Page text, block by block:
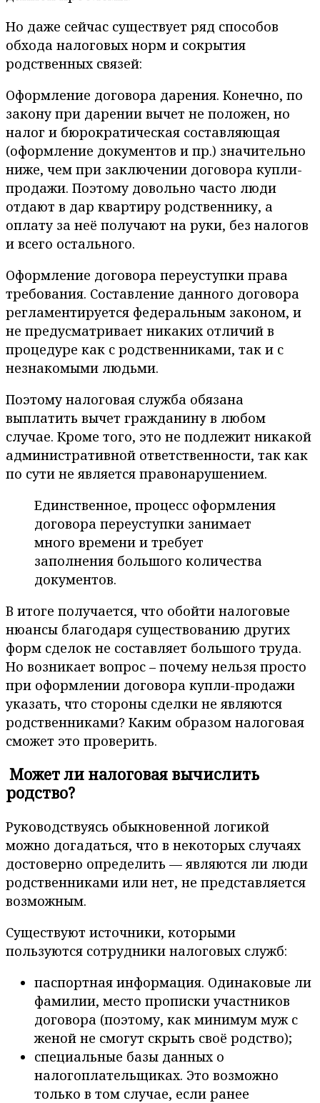
Но даже сейчас существует ряд способов
обхода налоговых норм и сокрытия
родственных связей:
Оформление договора дарения. Конечно, по
закону при дарении вычет не положен, но
налог и бюрократическая составляющая
(оформление документов и пр.) значительно
ниже, чем при заключении договора купли-
продажи. Поэтому довольно часто люди
отдают в дар квартиру родственнику, а
оплату за неё получают на руки, без налогов
и всего остального.
Оформление договора переуступки права
требования. Составление данного договора
регламентируется федеральным законом, и
не предусматривает никаких отличий в
процедуре как с родственниками, так и с
незнакомыми людьми.
Поэтому налоговая служба обязана
выплатить вычет гражданину в любом
случае. Кроме того, это не подлежит никакой
административной ответственности, так как
по сути не является правонарушением.
Единственное, процесс оформления
договора переуступки занимает
много времени и требует
заполнения большого количества
документов.
В итоге получается, что обойти налоговые
нюансы благодаря существованию других
форм сделок не составляет большого труда.
Но возникает вопрос – почему нельзя просто
при оформлении договора купли-продажи
указать, что стороны сделки не являются
родственниками? Каким образом налоговая
сможет это проверить.
Может ли налоговая вычислить
родство?
Руководствуясь обыкновенной логикой
можно догадаться, что в некоторых случаях
достоверно определить — являются ли люди
родственниками или нет, не представляется
возможным.
Существуют источники, которыми
пользуются сотрудники налоговых служб:
паспортная информация. Одинаковые ли
фамилии, место прописки участников
договора (поэтому, как минимум муж с
женой не смогут скрыть своё родство);
специальные базы данных о
налогоплательщиках. Это возможно
только в том случае, если ранее